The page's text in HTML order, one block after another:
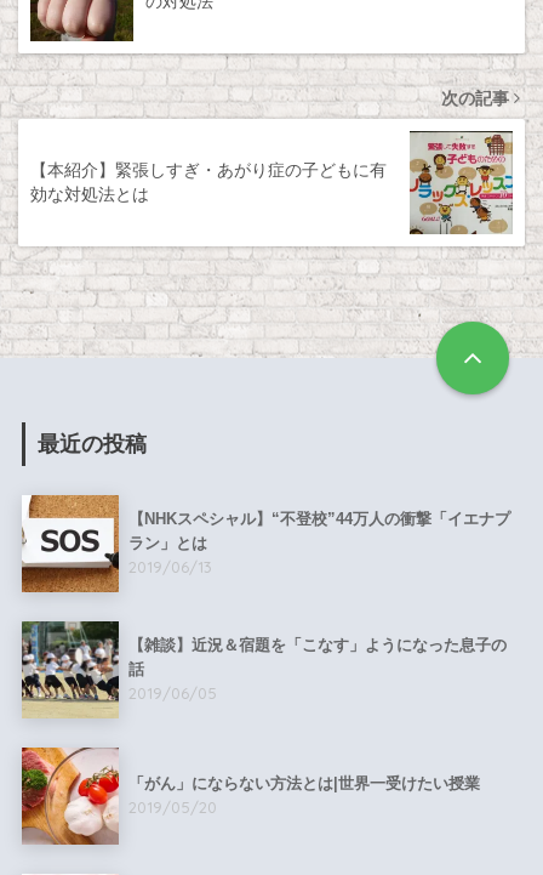
次の記事
【本紹介】緊張しすぎ・あがり症の子どもに有
効な対処法とは
最近の投稿
【NHKスペシャル】“不登校”44万人の衝撃「イエナプ
ラン」とは
2019/06/13
【雑談】近況＆宿題を「こなす」ようになった息子の
話
2019/06/05
「がん」にならない方法とは|世界一受けたい授業
2019/05/20